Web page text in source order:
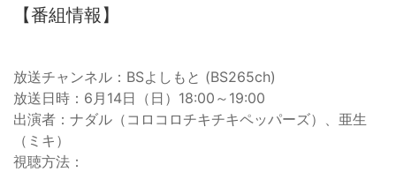
【番組情報】
放送チャンネル：BSよしもと (BS265ch)
放送日時：6月14日（日）18:00～19:00
出演者：ナダル（コロコロチキチキペッパーズ）、亜生
（ミキ）
視聴方法：